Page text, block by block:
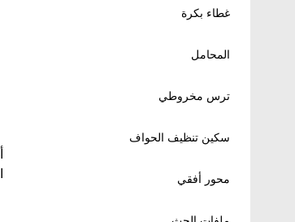
غطاء بكرة
المحامل
ترس مخروطي
سكين تنظيف الحواف
محور أفقي